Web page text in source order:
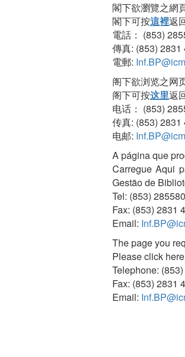
閣下欲瀏覽之網
閣下可按這裡返
電話： (853)
傳真: (853) 2831
電郵:
阁下欲浏览之网
阁下可按这里返
电话： (853)
传真: (853) 2831
电邮:
A página que
Carregue Aqui
Gestão de
Tel: (853)
Fax: (853) 2831
Email:
The page you
Please click
Telephone:
Fax: (853) 2831
Email: